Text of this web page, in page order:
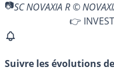
SC NOVAXIA R ©
👉
Suivre les évolutions